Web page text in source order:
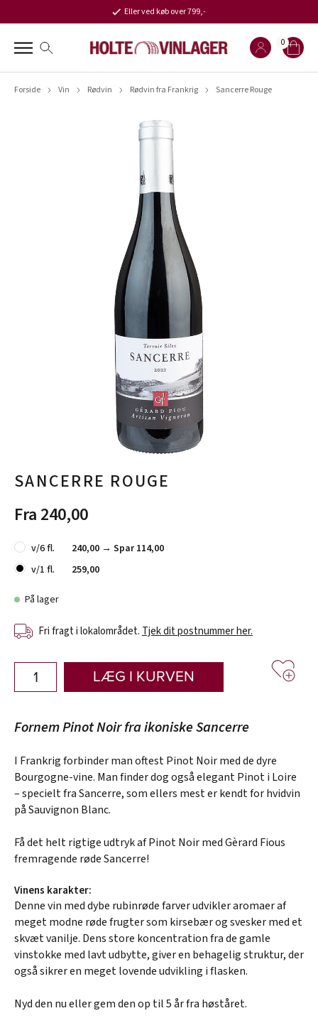
Eller ved køb over 799,-
0
Forside Vin Rødvin Rødvin fra Frankrig Sancerre Rouge
SANCERRE ROUGE
Fra 240,00
v/6 fl. 240,00 → Spar 114,00
v/1 fl.
259,00
På lager
Fri fragt i lokalområdet. Tjek dit postnummer her.
LÆG I KURVEN
Fornem Pinot Noir fra ikoniske Sancerre
I Frankrig forbinder man oftest Pinot Noir med de dyre
Bourgogne-vine. Man finder dog også elegant Pinot i Loire
– specielt fra Sancerre, som ellers mest er kendt for hvidvin
på Sauvignon Blanc.
Få det helt rigtige udtryk af Pinot Noir med Gèrard Fious
fremragende røde Sancerre!
Vinens karakter:
Denne vin med dybe rubinrøde farver udvikler aromaer af
meget modne røde frugter som kirsebær og svesker med et
skvæt vanilje. Dens store koncentration fra de gamle
vinstokke med lavt udbytte, giver en behagelig struktur, der
også sikrer en meget lovende udvikling i flasken.
Nyd den nu eller gem den op til 5 år fra høståret.